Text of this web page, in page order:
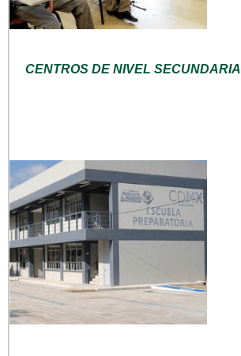
CENTROS DE NIVEL SECUNDARIA